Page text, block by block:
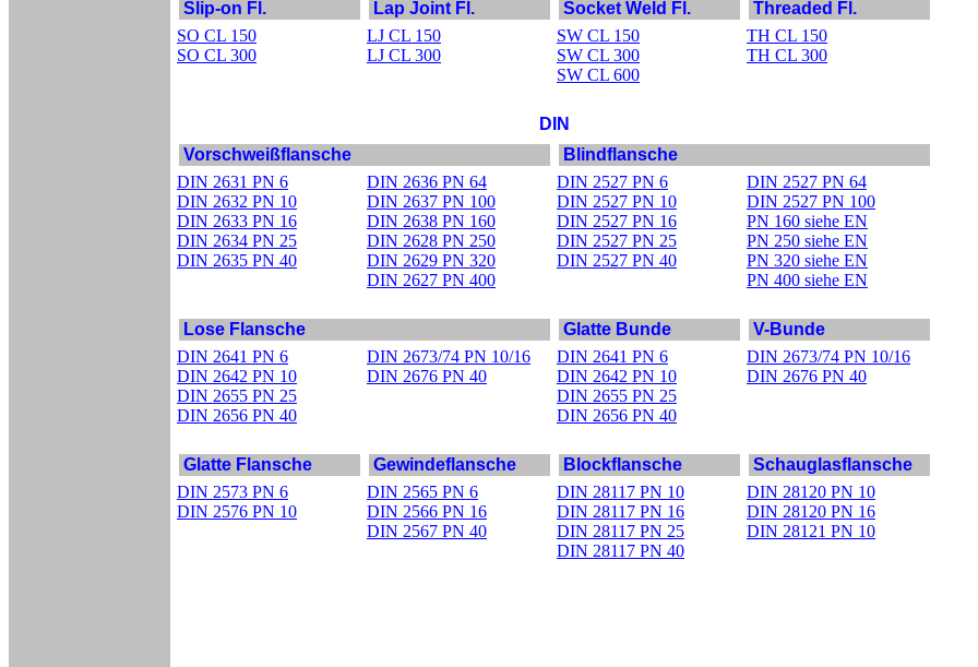
Slip-on Fl. Lap Joint Fl. Socket Weld Fl.
Threaded Fl.
SO CL 150
SO CL 300
LJ CL 150
LJ CL 300
SW CL 150
SW CL 300
SW CL 600
TH CL 150
TH CL 300
DIN
Vorschweißflansche
Blindflansche
DIN 2631 PN 6
DIN 2632 PN 10
DIN 2633 PN 16
DIN 2634 PN 25
DIN 2635 PN 40
DIN 2636 PN 64
DIN 2637 PN 100
DIN 2638 PN 160
DIN 2628 PN 250
DIN 2629 PN 320
DIN 2627 PN 400
DIN 2527 PN 6
DIN 2527 PN 10
DIN 2527 PN 16
DIN 2527 PN 25
DIN 2527 PN 40
DIN 2527 PN 64
DIN 2527 PN 100
PN 160 siehe EN
PN 250 siehe EN
PN 320 siehe EN
PN 400 siehe EN
Lose Flansche Glatte Bunde
V-Bunde
DIN 2641 PN 6
DIN 2642 PN 10
DIN 2655 PN 25
DIN 2656 PN 40
DIN 2673/74 PN 10/16
DIN 2676 PN 40
DIN 2641 PN 6
DIN 2642 PN 10
DIN 2655 PN 25
DIN 2656 PN 40
DIN 2673/74 PN 10/16
DIN 2676 PN 40
Glatte Flansche Gewindeflansche Blockflansche
Schauglasflansche
DIN 2573 PN 6
DIN 2576 PN 10
DIN 2565 PN 6
DIN 2566 PN 16
DIN 2567 PN 40
DIN 28117 PN 10
DIN 28117 PN 16
DIN 28117 PN 25
DIN 28117 PN 40
DIN 28120 PN 10
DIN 28120 PN 16
DIN 28121 PN 10